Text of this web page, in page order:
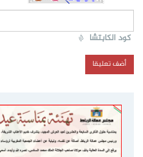
كود الكابتشا *